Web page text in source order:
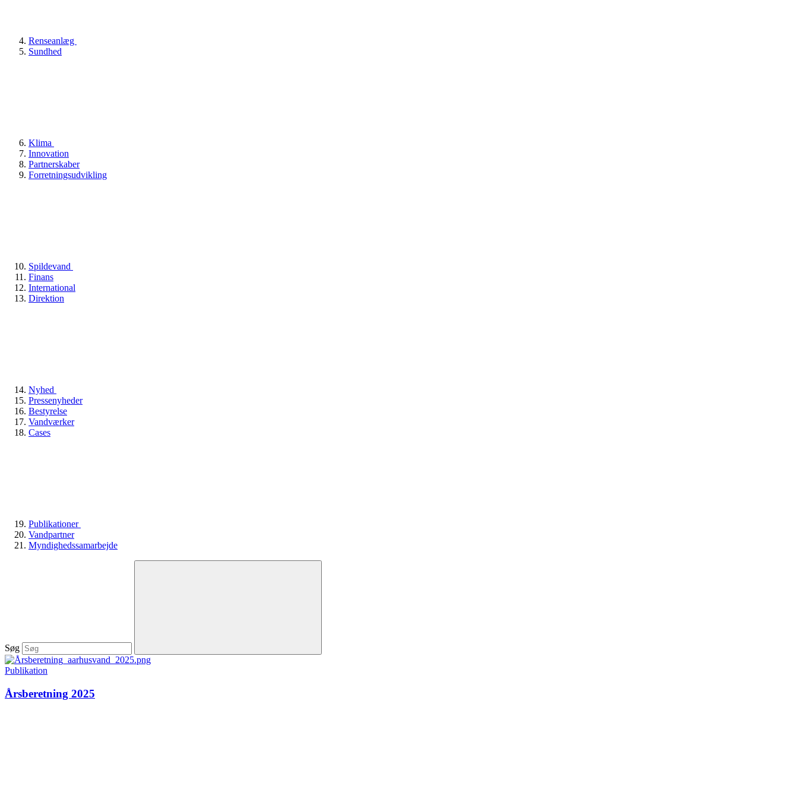
Renseanlæg
Sundhed
Klima
Innovation
Partnerskaber
Forretningsudvikling
Spildevand
Finans
International
Direktion
Nyhed
Pressenyheder
Bestyrelse
Vandværker
Cases
Publikationer
Vandpartner
Myndighedssamarbejde
Søg
Publikation
Årsberetning 2025